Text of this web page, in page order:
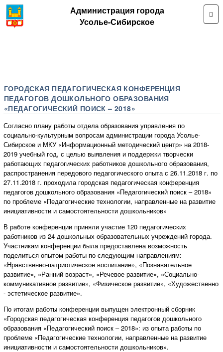
Администрация города
Усолье-Сибирское
ГОРОДСКАЯ ПЕДАГОГИЧЕСКАЯ КОНФЕРЕНЦИЯ
ПЕДАГОГОВ ДОШКОЛЬНОГО ОБРАЗОВАНИЯ
«ПЕДАГОГИЧЕСКИЙ ПОИСК – 2018»
Согласно плану работы отдела образования управления по
социально-культурным вопросам администрации города Усолье-
Сибирское и МКУ «Информационный методический центр» на 2018-
2019 учебный год, с целью выявления и поддержки творчески
работающих педагогических работников дошкольного образования,
распространения передового педагогического опыта с 26.11.2018 г. по
27.11.2018 г. проходила городская педагогическая конференция
педагогов дошкольного образования «Педагогический поиск – 2018»
по проблеме «Педагогические технологии, направленные на развитие
инициативности и самостоятельности дошкольников»
В работе конференции приняли участие 120 педагогических
работников из 24 дошкольных образовательных учреждений города.
Участникам конференции была предоставлена возможность
поделиться опытом работы по следующим направлениям:
«Нравственно-патриотическое воспитание», «Познавательное
развитие», «Ранний возраст», «Речевое развитие», «Социально-
коммуникативное развитие», «Физическое развитие», «Художественно
- эстетическое развитие».
По итогам работы конференции выпущен электронный сборник
«Городская педагогическая конференция педагогов дошкольного
образования «Педагогический поиск – 2018»: из опыта работы по
проблеме «Педагогические технологии, направленные на развитие
инициативности и самостоятельности дошкольников».